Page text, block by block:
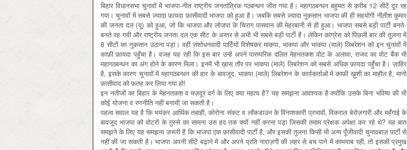
बिहार विधानसभा चुनावों में भाजपा-नीत राष्ट्रीय जनतांत्रिक गठबन्धन जीत गया है। महागठबन्धन बहुमत से क़रीब 12 सीटें दूर रह
गया। चुनावों में सबसे ज़्यादा फ़ायदा फ़ासीवादी भाजपा को हुआ है। जबकि सबसे ज़्यादा नुक़सान भाजपा की ही सहयोगी नीतीश कुमार
की जनता दल (यू) को हुआ, जो कि भाजपा और लोजपा के चिराग पासवान की मेहरबानी से ही हुआ। भाजपा सबसे बड़ी पार्टी बनते-
बनते रह गयी और राष्ट्रीय जनता दल एक सीट के अन्तर से अभी भी सबसे बड़ी पार्टी है। लेकिन कांग्रेस को पिछली बार की तुलना में
8 सीटों का नुक़सान उठाना पड़ा। वहीं संशोधनवादी पार्टियों विशेषकर माकपा, भाकपा और भाकपा (माले) लिबरेशन को इन चुनावों में
काफ़ी फ़ायदा पहुँचा है। वजह यह रही कि इस बार उन्हें अपने पारम्परिक दलित मेहनतकश वोट के अलावा, राजद का वोट बैंक भी
महागठबन्धन का अंग होने के कारण मिला। इनमें भी ख़ास तौर पर भाकपा (माले) लिबरेशन को सबसे अधिक फ़ायदा पहुँचा है। ज़ाहिर
है, इसके कारण चुनावों में महागठबन्धन की हार के बावजूद, भाकपा (माले) लिबरेशन के कार्यकर्ताओं में काफ़ी ख़ुशी का माहौल है, मानो
फ़ासीवाद को फ़तह कर लिया गया हो!
इन नतीजों का बिहार के मेहनतकश व मज़दूर वर्ग के लिए क्या महत्व है? यह समझना आवश्यक है क्योंकि उसके बिना भविष्य की भी
कोई योजना व रणनीति नहीं बनायी जा सकती है।
पहला सवाल यह है कि भयंकर आर्थिक तबाही, कोरोना संकट व लॉकडाउन के विनाशकारी प्रभावों, विकराल बेरोज़गारी और महँगाई के
बावजूद भाजपा को वोटरों के ग़ुस्से का सामना उस हद तक क्यों नहीं करना पड़ा जिसकी तमाम प्रेक्षक अपेक्षा कर रहे थे? यह बात
समझने के लिए यह समझना ज़रूरी है कि भाजपा एक फ़ासीवादी पार्टी है, और इसकी तुलना किसी भी अन्य पूँजीवादी चुनावबाज़ पार्टी से
नहीं की जा सकती है। भाजपा अपनी सीटें बढ़ाने में और अपने प्रति नाराज़गी की लहर से बच पाने में कामयाब रही, तो इसकी प्रमुख